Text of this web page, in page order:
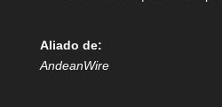
Aliado de:
AndeanWire